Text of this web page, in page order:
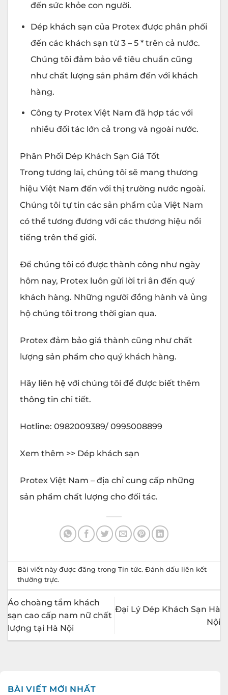
đến sức khỏe con người.
Dép khách sạn của Protex được phân phối
đến các khách sạn từ 3 – 5 * trên cả nước.
Chúng tôi đảm bảo về tiêu chuẩn cũng
như chất lượng sản phẩm đến với khách
hàng.
Công ty Protex Việt Nam đã hợp tác với
nhiều đối tác lớn cả trong và ngoài nước.
Phân Phối Dép Khách Sạn Giá Tốt
Trong tương lai, chúng tôi sẽ mang thương
hiệu Việt Nam đến với thị trường nước ngoài.
Chúng tôi tự tin các sản phẩm của Việt Nam
có thể tương đương với các thương hiệu nổi
tiếng trên thế giới.
Để chúng tôi có được thành công như ngày
hôm nay, Protex luôn gửi lời tri ân đến quý
khách hàng. Những người đồng hành và ủng
hộ chúng tôi trong thời gian qua.
Protex đảm bảo giá thành cũng như chất
lượng sản phẩm cho quý khách hàng.
Hãy liên hệ với chúng tôi để được biết thêm
thông tin chi tiết.
Hotline: 0982009389/ 0995008899
Xem thêm >> Dép khách sạn
Protex Việt Nam – địa chỉ cung cấp những
sản phẩm chất lượng cho đối tác.
Bài viết này được đăng trongTin tức. Đánh dấu liên kết
thường trực.
Áo choàng tắm khách
sạn cao cấp nam nữ chất
lượng tại Hà Nội
Đại Lý Dép Khách Sạn Hà
Nội
BÀI VIẾT MỚI NHẤT